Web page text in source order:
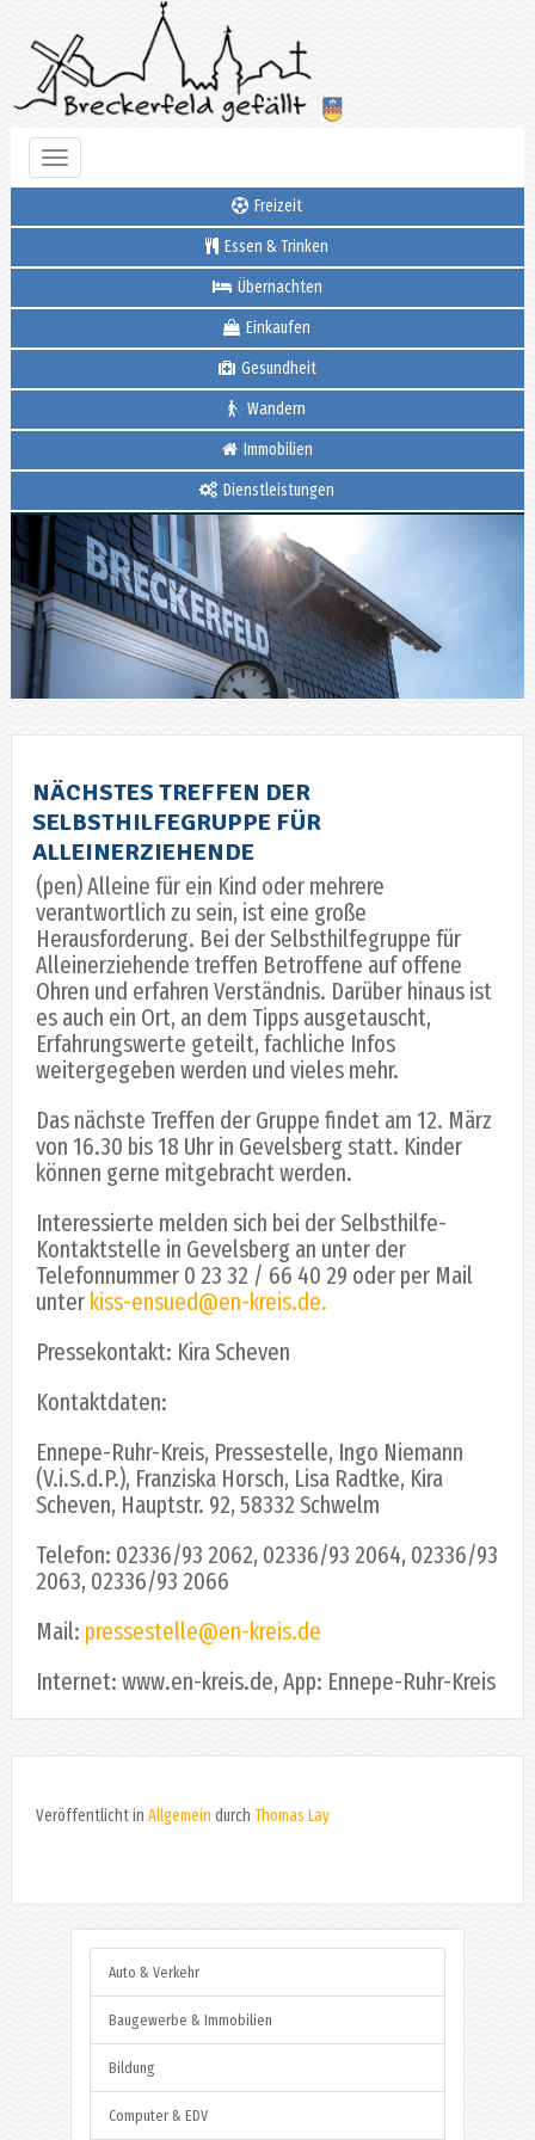
Toggle
navigation
Freizeit
Essen & Trinken
Übernachten
Einkaufen
Gesundheit
Wandern
Immobilien
Dienstleistungen
NÄCHSTES TREFFEN DER
SELBSTHILFEGRUPPE FÜR
ALLEINERZIEHENDE
(pen) Alleine für ein Kind oder mehrere
verantwortlich zu sein, ist eine große
Herausforderung. Bei der Selbsthilfegruppe für
Alleinerziehende treffen Betroffene auf offene
Ohren und erfahren Verständnis. Darüber hinaus ist
es auch ein Ort, an dem Tipps ausgetauscht,
Erfahrungswerte geteilt, fachliche Infos
weitergegeben werden und vieles mehr.
Das nächste Treffen der Gruppe findet am 12. März
von 16.30 bis 18 Uhr in Gevelsberg statt. Kinder
können gerne mitgebracht werden.
Interessierte melden sich bei der Selbsthilfe-
Kontaktstelle in Gevelsberg an unter der
Telefonnummer 0 23 32 / 66 40 29 oder per Mail
unter kiss-ensued@en-kreis.de.
Pressekontakt: Kira Scheven
Kontaktdaten:
Ennepe-Ruhr-Kreis, Pressestelle, Ingo Niemann
(V.i.S.d.P.), Franziska Horsch, Lisa Radtke, Kira
Scheven, Hauptstr. 92, 58332 Schwelm
Telefon: 02336/93 2062, 02336/93 2064, 02336/93
2063, 02336/93 2066
Mail: pressestelle@en-kreis.de
Internet: www.en-kreis.de, App: Ennepe-Ruhr-Kreis
Veröffentlicht in Allgemein durch Thomas Lay
Auto & Verkehr
Baugewerbe & Immobilien
Bildung
Computer & EDV